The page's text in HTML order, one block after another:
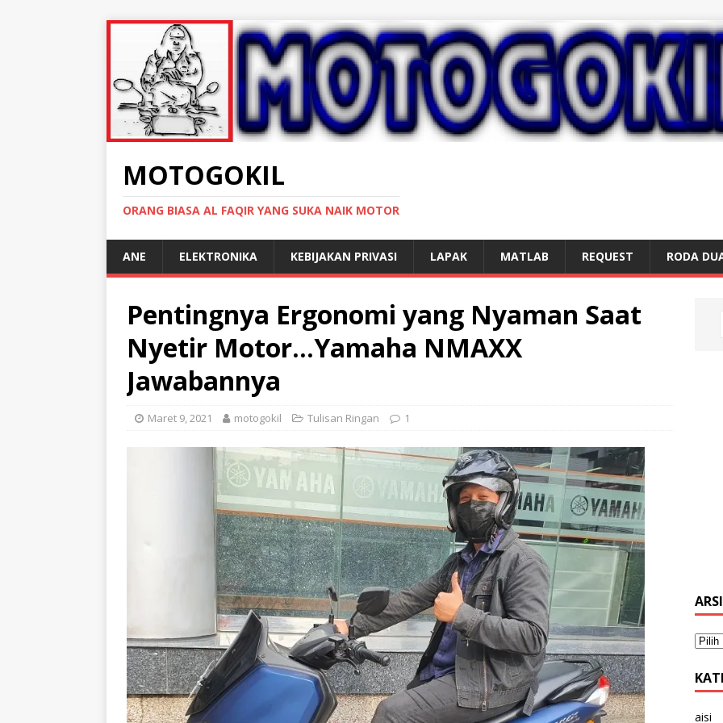
MOTOGOKIL
ORANG BIASA AL FAQIR YANG SUKA NAIK MOTOR
ANE ELEKTRONIKA KEBIJAKAN PRIVASI LAPAK MATLAB REQUEST RODA
Pentingnya Ergonomi yang Nyaman Saat
Nyetir Motor…Yamaha NMAXX
Jawabannya
Maret 9, 2021 motogokil Tulisan Ringan 1
aisi